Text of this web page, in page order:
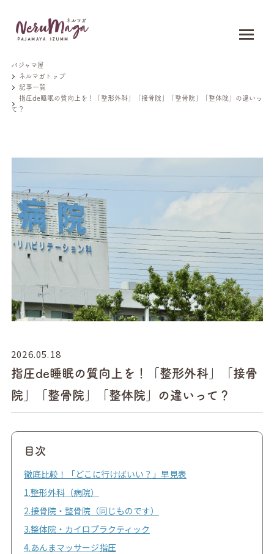
パジャマ屋
ネルマガトップ
記事一覧
指圧de睡眠の質向上を！「整形外科」「接骨院」「整骨院」「整体院」の違いっ
て？
2026.05.18
指圧de睡眠の質向上を！「整形外科」「接骨
院」「整骨院」「整体院」の違いって？
目次
徹底比較！「どこに行けばいい？」早見表
1.整形外科（病院）
2.接骨院・整骨院（同じものです）
3.整体院・カイロプラクティック
4.あんまマッサージ指圧